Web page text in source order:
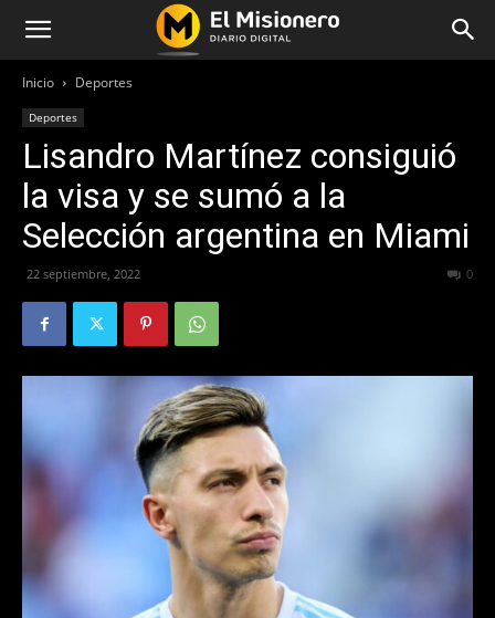
Inicio Deportes
Deportes
Lisandro Martínez consiguió
la visa y se sumó a la
Selección argentina en Miami
22 septiembre, 2022 0